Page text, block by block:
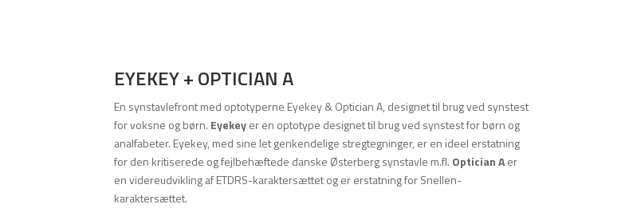
EYEKEY + OPTICIAN A
En synstavlefront med optotyperne Eyekey & Optician A, designet til brug ved synstest
for voksne og børn. Eyekeyer en optotype designet til brug ved synstest for børn og
analfabeter. Eyekey, med sine let genkendelige stregtegninger, er en ideel erstatning
for den kritiserede og fejlbehæftede danske Østerberg synstavle m.fl. Optician Aer
en videreudvikling af ETDRS-karaktersættet og er erstatning for Snellen-
karaktersættet.